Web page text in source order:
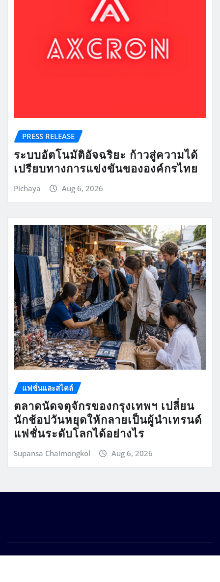
PRESS RELEASE
ระบบอัตโนมัติอัจฉริยะ ก้าวสู่ความได้
เปรียบทางการแข่งขันขององค์กรไทย
Pichaya Aug 6, 2026
แฟชั่นและสไตล์
ตลาดนัดจตุจักรของกรุงเทพฯ เปลี่ยน
นักช้อปวันหยุดให้กลายเป็นผู้นำเทรนด์
แฟชั่นระดับโลกได้อย่างไร
Supansa Chaimongkol Aug 6, 2026